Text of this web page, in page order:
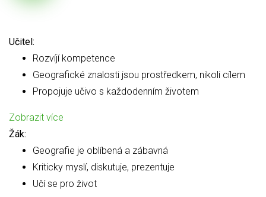
Učitel:
Rozvíjí kompetence
Geografické znalosti jsou prostředkem, nikoli cílem
Propojuje učivo s každodenním životem
Zobrazit více
Žák:
Geografie je oblíbená a zábavná
Kriticky myslí, diskutuje, prezentuje
Učí se pro život